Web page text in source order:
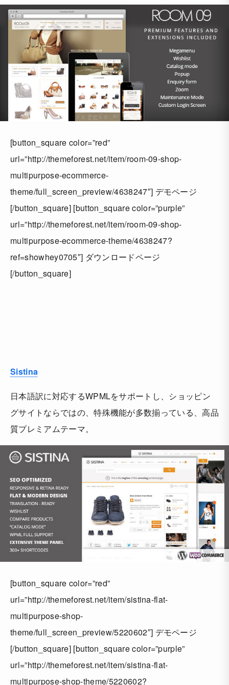
[button_square color=”red”
url=”http://themeforest.net/item/room-09-shop-
multipurpose-ecommerce-
theme/full_screen_preview/4638247″] デモページ
[/button_square] [button_square color=”purple”
url=”http://themeforest.net/item/room-09-shop-
multipurpose-ecommerce-theme/4638247?
ref=showhey0705″] ダウンロードページ
[/button_square]
Sistina
日本語訳に対応するWPMLをサポートし、ショッピン
グサイトならではの、特殊機能が多数揃っている、高品
質プレミアムテーマ。
[button_square color=”red”
url=”http://themeforest.net/item/sistina-flat-
multipurpose-shop-
theme/full_screen_preview/5220602″] デモページ
[/button_square] [button_square color=”purple”
url=”http://themeforest.net/item/sistina-flat-
multipurpose-shop-theme/5220602?